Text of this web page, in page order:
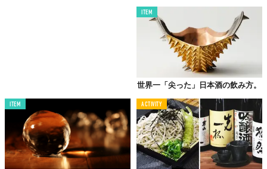
……という大学時代のことを思い出したのは、これからご紹介す
を見つけたから。そして、それは、大学時
代に感じていた「宅飲みにおける、お酒のセレクト問題」を解決
ぽんしゅグリア、こう楽しむ。
ITEM
世界一「尖った」日本酒の飲み方。
ITEM ACTIVITY